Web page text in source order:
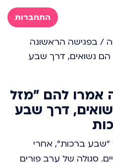
התחברות
/ בפגישה הראשונה
הם נשואים, דרך שבע
אמרו להם "מזל
דרך שבע
"שבע ברכות", אחרי
סגולה של ערב פורים